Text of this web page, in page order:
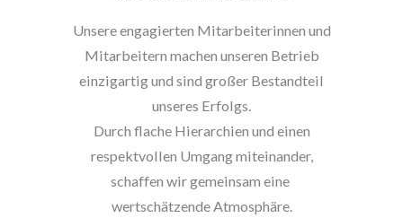
Unsere engagierten Mitarbeiterinnen und
Mitarbeitern machen unseren Betrieb
einzigartig und sind großer Bestandteil
unseres Erfolgs.
Durch flache Hierarchien und einen
respektvollen Umgang miteinander,
schaffen wir gemeinsam eine
wertschätzende Atmosphäre.